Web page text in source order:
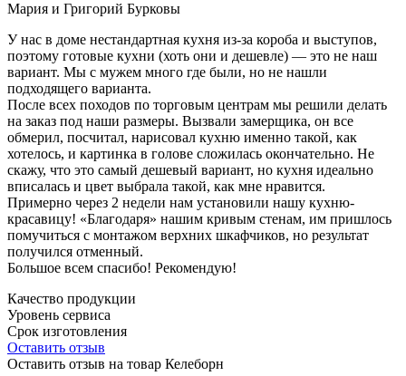
Мария и Григорий Бурковы
У нас в доме нестандартная кухня из-за короба и выступов,
поэтому готовые кухни (хоть они и дешевле) — это не наш
вариант. Мы с мужем много где были, но не нашли
подходящего варианта.
После всех походов по торговым центрам мы решили делать
на заказ под наши размеры. Вызвали замерщика, он все
обмерил, посчитал, нарисовал кухню именно такой, как
хотелось, и картинка в голове сложилась окончательно. Не
скажу, что это самый дешевый вариант, но кухня идеально
вписалась и цвет выбрала такой, как мне нравится.
Примерно через 2 недели нам установили нашу кухню-
красавицу! «Благодаря» нашим кривым стенам, им пришлось
помучиться с монтажом верхних шкафчиков, но результат
получился отменный.
Большое всем спасибо! Рекомендую!
Качество продукции
Уровень сервиса
Срок изготовления
Оставить отзыв
Оставить отзыв на товар Келеборн